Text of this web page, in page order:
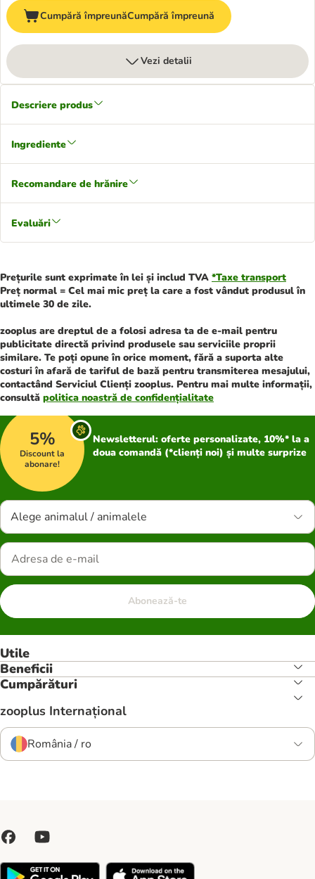
Cumpără împreunăCumpără împreună
Vezi detalii
Descriere produs
Ingrediente
Recomandare de hrănire
Evaluări
Prețurile sunt exprimate în lei și includ TVA *Taxe transport
Preț normal = Cel mai mic preț la care a fost vândut produsul în
ultimele 30 de zile.
zooplus are dreptul de a folosi adresa ta de e-mail pentru
publicitate directă privind produsele sau serviciile proprii
similare. Te poți opune în orice moment, fără a suporta alte
costuri în afară de tariful de bază pentru transmiterea mesajului,
contactând Serviciul Clienți zooplus. Pentru mai multe informații,
consultă politica noastră de confidențialitate
5%
Discount la
abonare!
Newsletterul: oferte personalizate, 10%* la a
doua comandă (*clienți noi) și multe surprize
Alege animalul / animalele
Abonează-te
Utile
Beneficii
Cumpărături
zooplus Internațional
România / ro